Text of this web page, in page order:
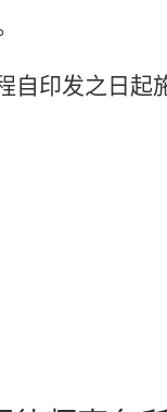
自印发之日起